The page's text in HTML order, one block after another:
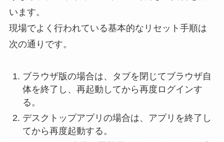
います。
現場でよく行われている基本的なリセット手順は
次の通りです。
ブラウザ版の場合は、タブを閉じてブラウザ自
体を終了し、再起動してから再度ログインす
る。
デスクトップアプリの場合は、アプリを終了し
てから再度起動する。